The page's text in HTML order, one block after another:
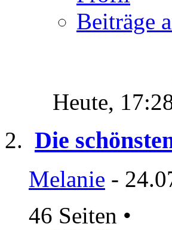
Beiträge
Heute,
Die
Melanie -
46 Seiten •